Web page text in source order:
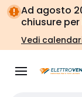
Vai alla
navigazione
Vai
alla
Ad agosto
chiusure
Vedi